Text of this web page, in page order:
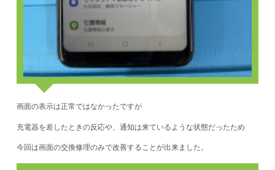
画面の表示は正常ではなかったですが
充電器を差したときの反応や、通知は来ているような状態だったため
今回は画面の交換修理のみで改善することが出来ました。